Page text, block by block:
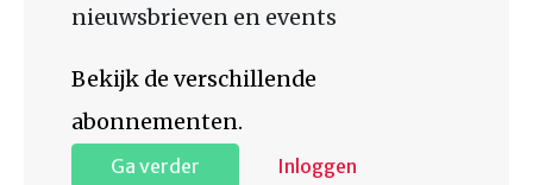
nieuwsbrieven en events
Bekijk de verschillende
abonnementen.
Ga verder Inloggen